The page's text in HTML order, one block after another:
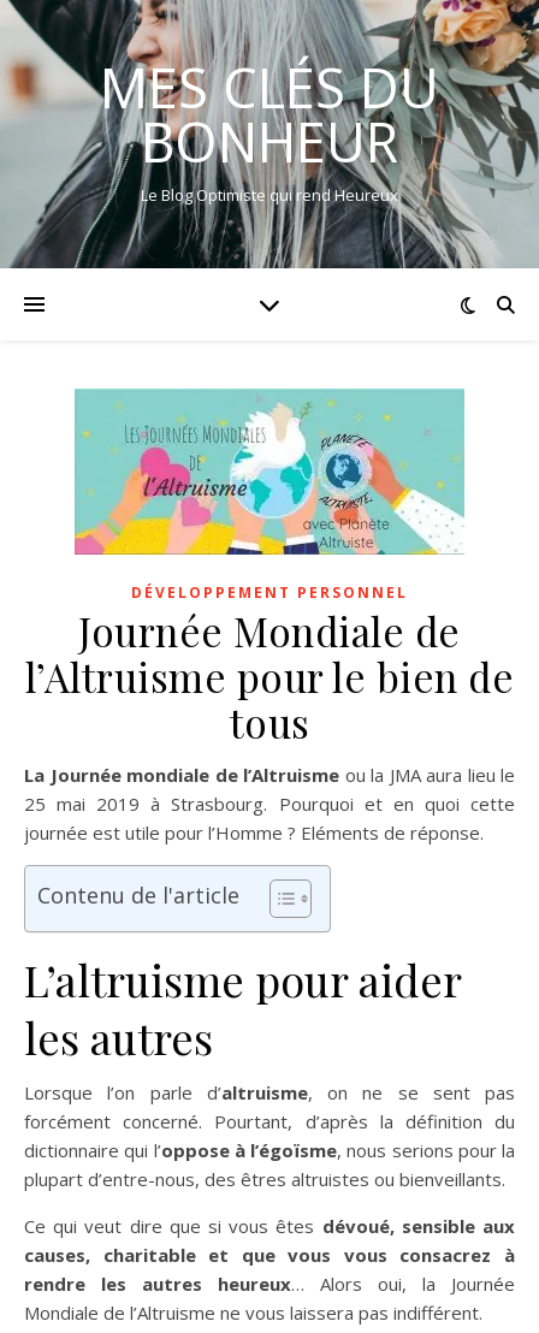
MES CLÉS DU
BONHEUR
Le Blog Optimiste qui rend Heureux
DÉVELOPPEMENT PERSONNEL
Journée Mondiale de
l’Altruisme pour le bien de
tous
La Journée mondiale de l’Altruisme ou la JMA aura lieu le
25 mai 2019 à Strasbourg. Pourquoi et en quoi cette
journée est utile pour l’Homme ? Eléments de réponse.
Contenu de l'article
L’altruisme pour aider
les autres
Lorsque l’on parle d’altruisme, on ne se sent pas
forcément concerné. Pourtant, d’après la définition du
dictionnaire qui l’oppose à l’égoïsme, nous serions pour la
plupart d’entre-nous, des êtres altruistes ou bienveillants.
Ce qui veut dire que si vous êtes dévoué, sensible aux
causes, charitable et que vous vous consacrez à
rendre les autres heureux… Alors oui, la Journée
Mondiale de l’Altruisme ne vous laissera pas indifférent.